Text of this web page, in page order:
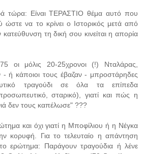
τώρα: Είναι ΤΕΡΑΣΤΙΟ θέμα αυτό που
ώστε να το κρίνει ο Ιστορικός μετά από
κατεύθυνση τη δική σου κινείται η απορία
οι μόλις 20-25χρονοι (!) Νταλάρας,
- ή κάποιοι τους έβαζαν - μπροστάρηδες
τραγούδι σε όλα τα επίπεδα
σταρικό), γιατί και πώς η
δεν τους καπέλωσε" ???
και όχι γιατί η Μποφίλιου ή η Νέγκα
κορυφή. Για το τελευταίο η απάντηση
ερώτημα: Παράγουν τραγούδια ή λένε